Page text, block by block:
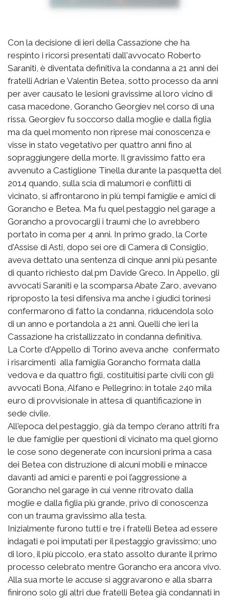
Con la decisione di ieri della Cassazione che ha
respinto i ricorsi presentati dall'avvocato Roberto
Saraniti, è diventata definitiva la condanna a 21 anni dei
fratelli Adrian e Valentin Betea, sotto processo da anni
per aver causato le lesioni gravissime al loro vicino di
casa macedone, Gorancho Georgiev nel corso di una
rissa. Georgiev fu soccorso dalla moglie e dalla figlia
ma da quel momento non riprese mai conoscenza e
visse in stato vegetativo per quattro anni fino al
sopraggiungere della morte. Il gravissimo fatto era
avvenuto a Castiglione Tinella durante la pasquetta del
2014 quando, sulla scia di malumori e conflitti di
vicinato, si affrontarono in più tempi famiglie e amici di
Gorancho e Betea. Ma fu quel pestaggio nel garage a
Gorancho a provocargli i traumi che lo avrebbero
portato in coma per 4 anni. In primo grado, la Corte
d'Assise di Asti, dopo sei ore di Camera di Consiglio,
aveva dettato una sentenza di cinque anni più pesante
di quanto richiesto dal pm Davide Greco. In Appello, gli
avvocati Saraniti e la scomparsa Abate Zaro, avevano
riproposto la tesi difensiva ma anche i giudici torinesi
confermarono di fatto la condanna, riducendola solo
di un anno e portandola a 21 anni. Quelli che ieri la
Cassazione ha cristallizzato in condanna definitiva.
La Corte d'Appello di Torino aveva anche confermato
i risarcimenti alla famiglia Gorancho formata dalla
vedova e da quattro figli, costituitisi parte civili con gli
avvocati Bona, Alfano e Pellegrino: in totale 240 mila
euro di provvisionale in attesa di quantificazione in
sede civile.
All'epoca del pestaggio, già da tempo c’erano attriti fra
le due famiglie per questioni di vicinato ma quel giorno
le cose sono degenerate con incursioni prima a casa
dei Betea con distruzione di alcuni mobili e minacce
davanti ad amici e parenti e poi l’aggressione a
Gorancho nel garage in cui venne ritrovato dalla
moglie e dalla figlia più grande, privo di conoscenza
con un trauma gravissimo alla testa.
Inizialmente furono tutti e tre i fratelli Betea ad essere
indagati e poi imputati per il pestaggio gravissimo; uno
di loro, il più piccolo, era stato assolto durante il primo
processo celebrato mentre Gorancho era ancora vivo.
Alla sua morte le accuse si aggravarono e alla sbarra
finirono solo gli altri due fratelli Betea già condannati in